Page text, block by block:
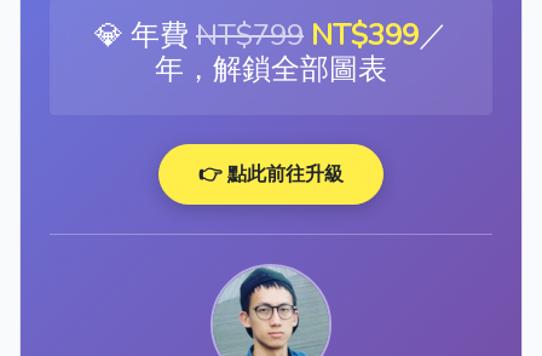
💎 年費 NT$799 NT$399／
年，解鎖全部圖表
👉 點此前往升級